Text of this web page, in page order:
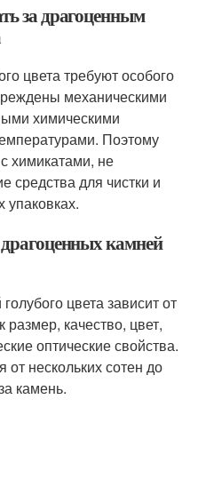
за драгоценным
цвета требуют особого
механическими
химическими
Поэтому
с химикатами, не
средства для чистки и
упаковках.
камней
цвета зависит от
размер, качество, цвет,
оптические свойства.
нескольких сотен до
камень.